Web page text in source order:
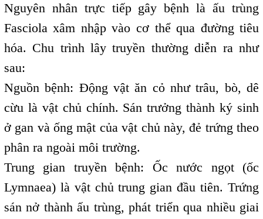
Nguyên nhân trực tiếp gây bệnh là ấu trùng
Fasciola xâm nhập vào cơ thể qua đường tiêu
hóa. Chu trình lây truyền thường diễn ra như
sau:
Nguồn bệnh: Động vật ăn cỏ như trâu, bò, dê
cừu là vật chủ chính. Sán trưởng thành ký sinh
ở gan và ống mật của vật chủ này, đẻ trứng theo
phân ra ngoài môi trường.
Trung gian truyền bệnh: Ốc nước ngọt (ốc
Lymnaea) là vật chủ trung gian đầu tiên. Trứng
sán nở thành ấu trùng, phát triển qua nhiều giai